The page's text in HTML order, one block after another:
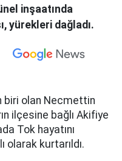
inşaatında
yürekleri dağladı.
biri olan Necmettin
ilçesine bağlı Akifiye
Tok hayatını
olarak kurtarıldı.